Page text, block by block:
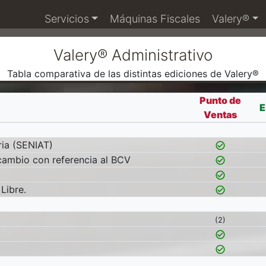
Servicios Máquinas Fiscales Valery®
Valery® Administrativo
Tabla comparativa de las distintas ediciones de Valery®
Punto de
Ventas
(SENIAT)
check_circle_outline
con referencia al BCV check_circle_outline
check_circle_outline
check_circle_outline
(2)
check_circle_outline
check_circle_outline